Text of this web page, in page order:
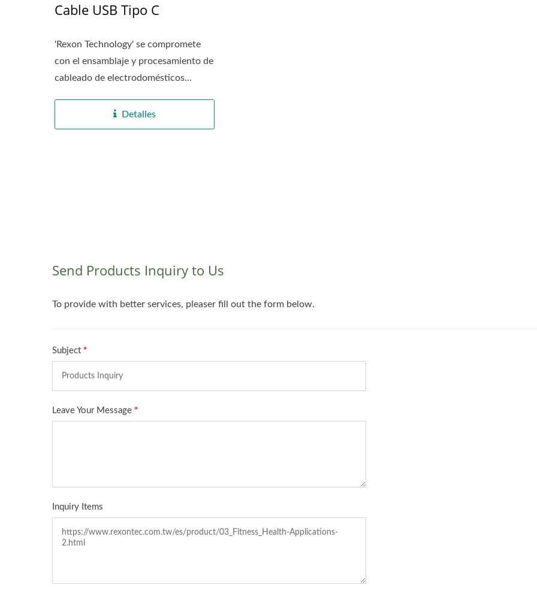
Cable USB Tipo C
'Rexon Technology' se compromete
con el ensamblaje y procesamiento de
cableado de electrodomésticos...
Detalles